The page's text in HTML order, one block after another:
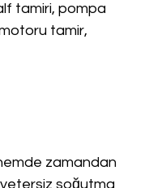
tamiri, pompa
tamir,
zamandan
soğutma